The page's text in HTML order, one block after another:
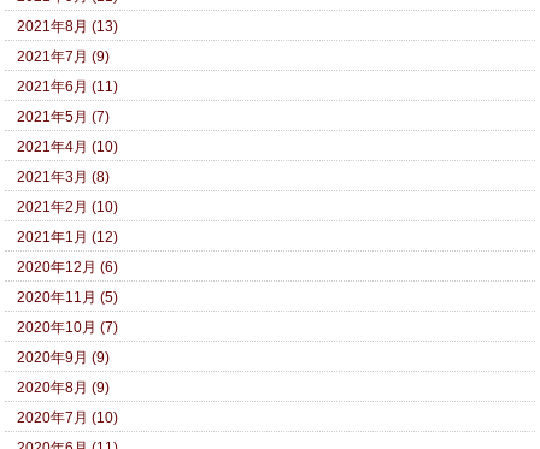
2021年8月 (13)
2021年7月 (9)
2021年6月 (11)
2021年5月 (7)
2021年4月 (10)
2021年3月 (8)
2021年2月 (10)
2021年1月 (12)
2020年12月 (6)
2020年11月 (5)
2020年10月 (7)
2020年9月 (9)
2020年8月 (9)
2020年7月 (10)